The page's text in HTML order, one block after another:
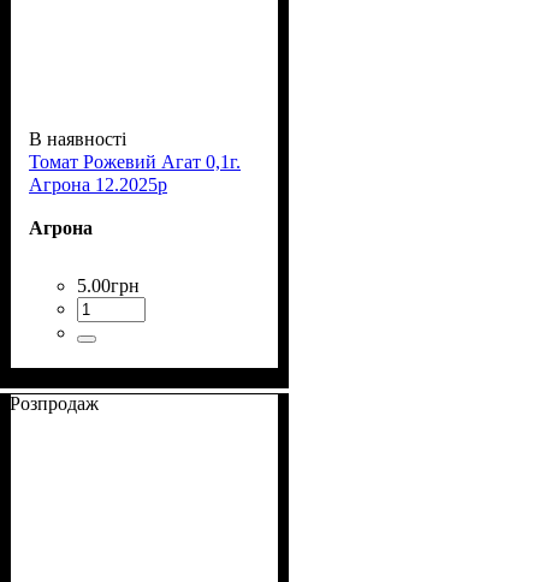
В наявності
Томат Рожевий Агат 0,1г.
Агрона 12.2025р
Агрона
5.00грн
Розпродаж